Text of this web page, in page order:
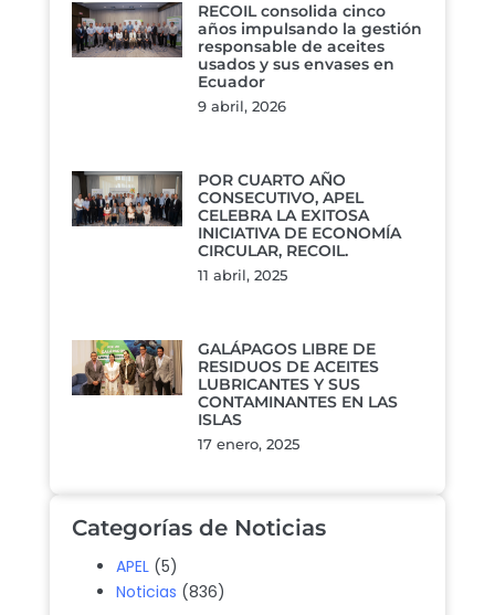
RECOIL consolida cinco
años impulsando la gestión
responsable de aceites
usados y sus envases en
Ecuador
9 abril, 2026
POR CUARTO AÑO
CONSECUTIVO, APEL
CELEBRA LA EXITOSA
INICIATIVA DE ECONOMÍA
CIRCULAR, RECOIL.
11 abril, 2025
GALÁPAGOS LIBRE DE
RESIDUOS DE ACEITES
LUBRICANTES Y SUS
CONTAMINANTES EN LAS
ISLAS
17 enero, 2025
Categorías de Noticias
APEL (5)
Noticias (836)